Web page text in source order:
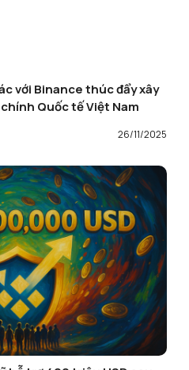
với Binance thúc đẩy xây
Quốc tế Việt Nam
26/11/2025